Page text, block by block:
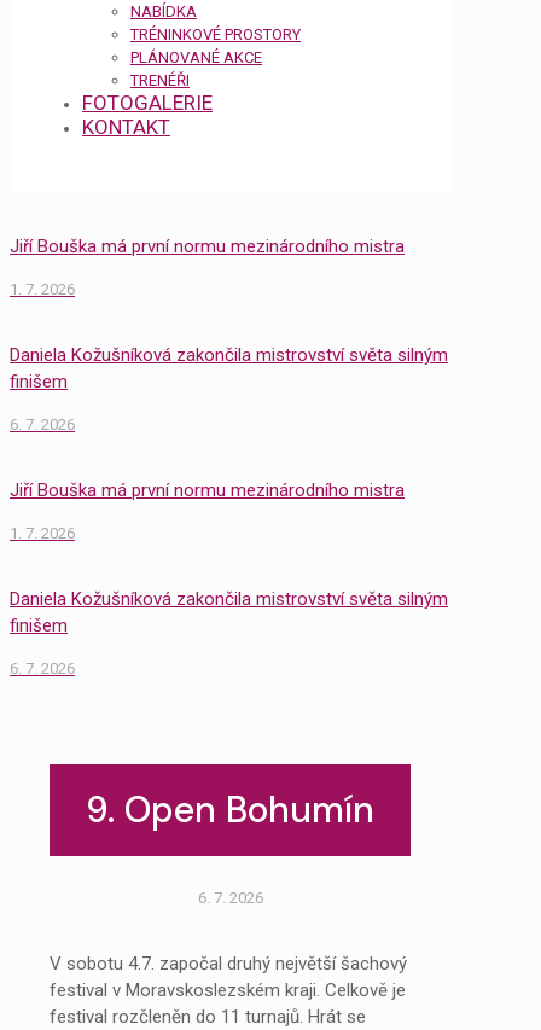
NABÍDKA
TRÉNINKOVÉ PROSTORY
PLÁNOVANÉ AKCE
TRENÉŘI
FOTOGALERIE
KONTAKT
Jiří Bouška má první normu mezinárodního mistra
1. 7. 2026
Daniela Kožušníková zakončila mistrovství světa silným
finišem
6. 7. 2026
Jiří Bouška má první normu mezinárodního mistra
1. 7. 2026
Daniela Kožušníková zakončila mistrovství světa silným
finišem
6. 7. 2026
9. Open Bohumín
6. 7. 2026
V sobotu 4.7. započal druhý největší šachový
festival v Moravskoslezském kraji. Celkově je
festival rozčleněn do 11 turnajů. Hrát se